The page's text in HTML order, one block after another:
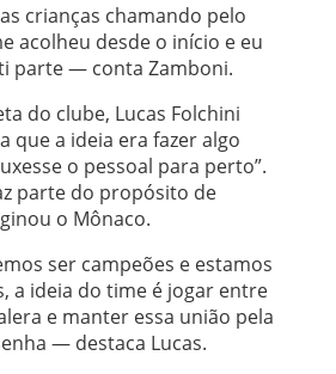
crianças chamando pelo
acolheu desde o início e eu
parte — conta Zamboni.
do clube, Lucas Folchini
que a ideia era fazer algo
o pessoal para perto”.
parte do propósito de
o Mônaco.
ser campeões e estamos
a ideia do time é jogar entre
e manter essa união pela
— destaca Lucas.